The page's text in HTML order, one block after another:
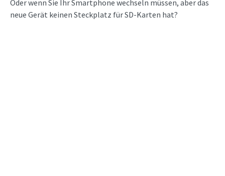
Oder wenn Sie Ihr Smartphone wechseln müssen, aber das
neue Gerät keinen Steckplatz für SD-Karten hat?